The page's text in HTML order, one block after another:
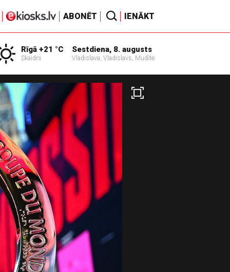
ABONĒT IENĀKT
Rīgā +21 °C
Skaidrs
Sestdiena, 8. augusts
Vladislava, Vladislavs, Mudīte